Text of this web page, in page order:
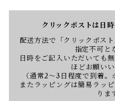
クリックポストは日
配送方法で「クリックポス
指定不可と
日時をご記入いただいても
ほどお願いい
（通常2〜3日程度で到着。
またラッピングは簡易ラッ
りま